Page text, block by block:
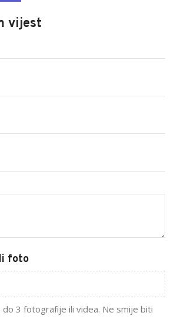
vijest
foto
3 fotografije ili videa. Ne smije biti